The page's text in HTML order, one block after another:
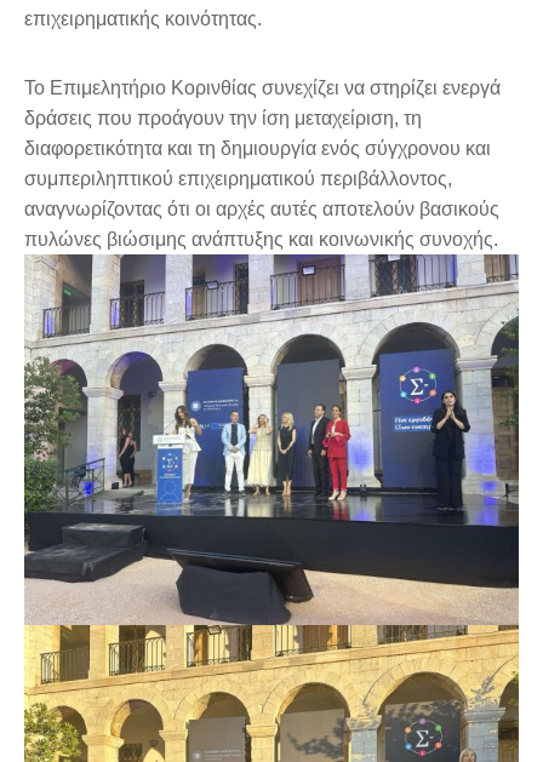
επιχειρηματικής κοινότητας.
Το Επιμελητήριο Κορινθίας συνεχίζει να στηρίζει ενεργά
δράσεις που προάγουν την ίση μεταχείριση, τη
διαφορετικότητα και τη δημιουργία ενός σύγχρονου και
συμπεριληπτικού επιχειρηματικού περιβάλλοντος,
αναγνωρίζοντας ότι οι αρχές αυτές αποτελούν βασικούς
πυλώνες βιώσιμης ανάπτυξης και κοινωνικής συνοχής.